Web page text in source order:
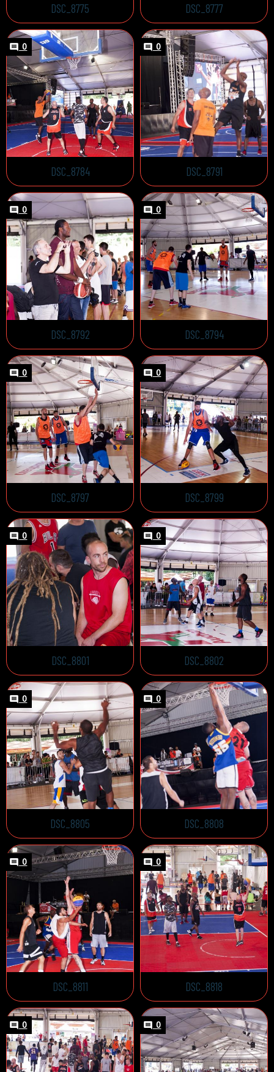
DSC_8775 DSC_8777
0
DSC_8784
0
DSC_8791
0
DSC_8792
0
DSC_8794
0
DSC_8797
0
DSC_8799
0
DSC_8801
0
DSC_8802
0
DSC_8805
0
DSC_8808
0
DSC_8811
0
DSC_8818
0 0